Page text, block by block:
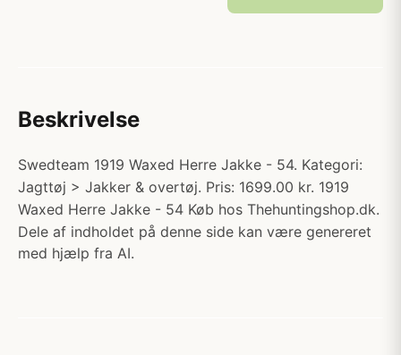
Beskrivelse
Swedteam 1919 Waxed Herre Jakke - 54. Kategori:
Jagttøj > Jakker & overtøj. Pris: 1699.00 kr. 1919
Waxed Herre Jakke - 54 Køb hos Thehuntingshop.dk.
Dele af indholdet på denne side kan være genereret
med hjælp fra AI.